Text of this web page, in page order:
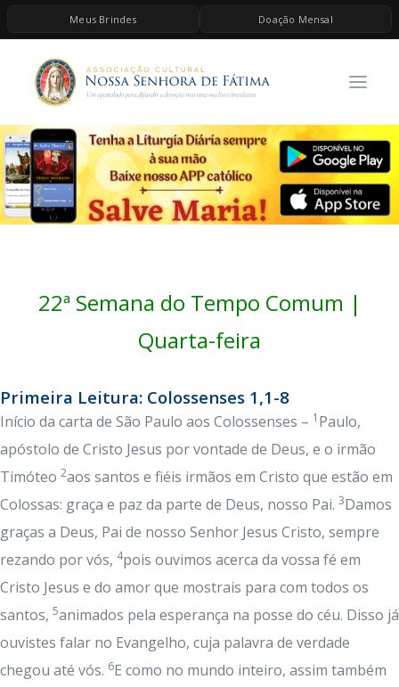
Meus Brindes Doação Mensal
HOME
A ASSOCIAÇÃO
CONTEÚDOS DE MARIA
ESPIRITUALIDADE
AS MELHORES MÚSICAS CATÓLICAS
BRINDES
22ª Semana do Tempo Comum |
Quarta-feira
Primeira Leitura: Colossenses 1,1-8
Início da carta de São Paulo aos Colossenses – 1 Paulo,
apóstolo de Cristo Jesus por vontade de Deus, e o irmão
Timóteo 2aos santos e fiéis irmãos em Cristo que estão em
Colossas: graça e paz da parte de Deus, nosso Pai. 3Damos
graças a Deus, Pai de nosso Senhor Jesus Cristo, sempre
rezando por vós, 4pois ouvimos acerca da vossa fé em
Cristo Jesus e do amor que mostrais para com todos os
santos, 5animados pela esperança na posse do céu. Disso já
ouvistes falar no Evangelho, cuja palavra de verdade
chegou até vós. 6E como no mundo inteiro, assim também